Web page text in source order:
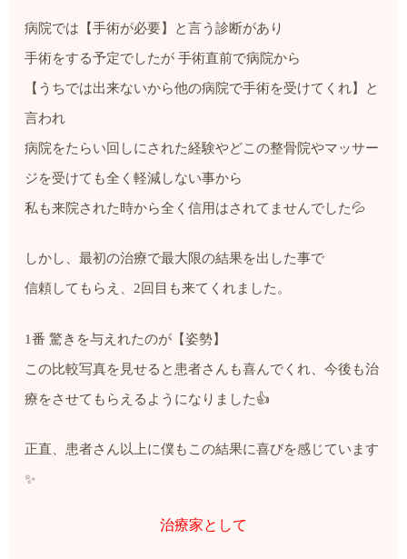
病院では【手術が必要】と言う診断があり
手術をする予定でしたが 手術直前で病院から
【うちでは出来ないから他の病院で手術を受けてくれ】と
言われ
病院をたらい回しにされた経験やどこの整骨院やマッサー
ジを受けても全く軽減しない事から
私も来院された時から全く信用はされてませんでした💦
しかし、最初の治療で最大限の結果を出した事で
信頼してもらえ、2回目も来てくれました。
1番 驚きを与えれたのが【姿勢】
この比較写真を見せると患者さんも喜んでくれ、今後も治
療をさせてもらえるようになりました👍
正直、患者さん以上に僕もこの結果に喜びを感じています
✨
治療家として